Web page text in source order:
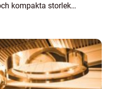
kompakta storlek